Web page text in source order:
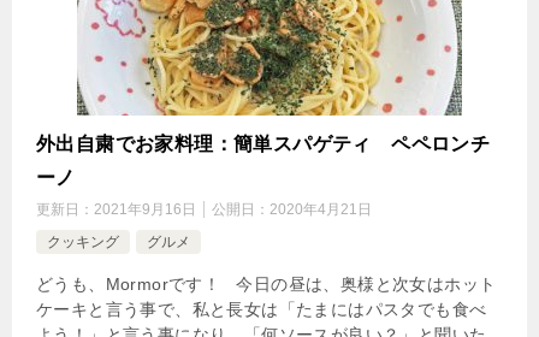
外出自粛でお家料理：簡単スパゲティ ペペロンチ
ーノ
更新日： 2021年9月16日 公開日： 2020年4月21日
クッキング
グルメ
どうも、Mormorです！ 今日の昼は、奥様と次女はホット
ケーキと言う事で、私と長女は「たまにはパスタでも食べ